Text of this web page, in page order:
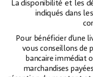
La disponibilité et les
indiqués dans
Pour bénéficier d’une
vous conseillons de
bancaire immédiat
marchandises